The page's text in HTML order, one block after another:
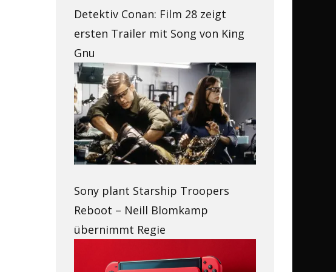
Detektiv Conan: Film 28 zeigt
ersten Trailer mit Song von King
Gnu
Sony plant Starship Troopers
Reboot – Neill Blomkamp
übernimmt Regie